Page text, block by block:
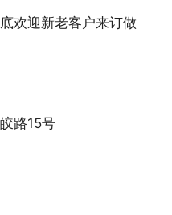
欢迎新老客户来订做
路15号